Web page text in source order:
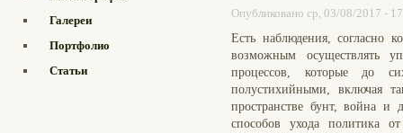
Галереи
Портфолио
Статьи
Опубликовано ср, 03/08/2017 -
Есть наблюдения, согласно
возможным осуществлять
процессов, которые до
полустихийными, включая
пространстве бунт, война и
способов ухода политика